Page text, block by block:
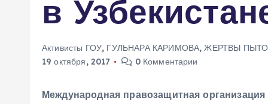
в
Активисты ГОУ, ГУЛЬНАРА КАРИМОВА,ЖЕРТВЫ
19 октября, 2017
0 Комментарии
Международная правозащитная